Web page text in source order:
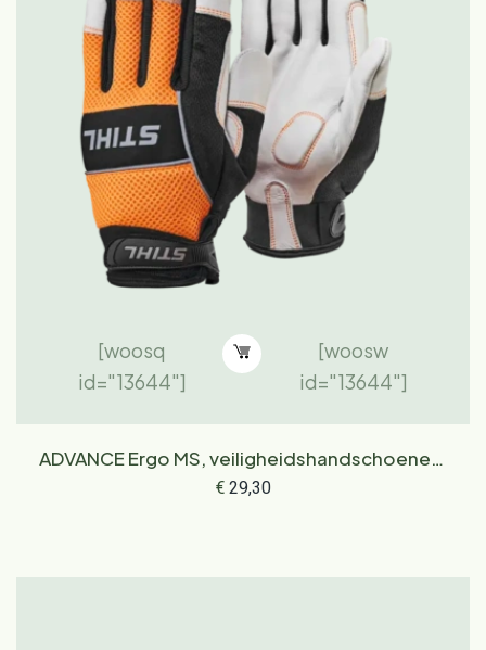
[woosq
id="13644"]
[woosw
id="13644"]
ADVANCE Ergo MS, veiligheidshandschoenen,
maat M
€29,30